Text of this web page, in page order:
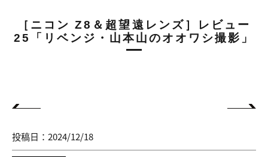
［ニコン Z8＆超望遠レンズ］レビュー
25「リベンジ・山本山のオオワシ撮影」
投稿日：2024/12/18